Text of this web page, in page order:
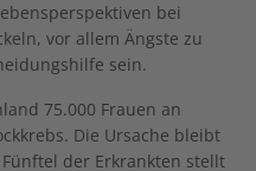
bei
vor allem Ängste zu
sein.
75.000 Frauen an
Die Ursache bleibt
der Erkrankten stellt